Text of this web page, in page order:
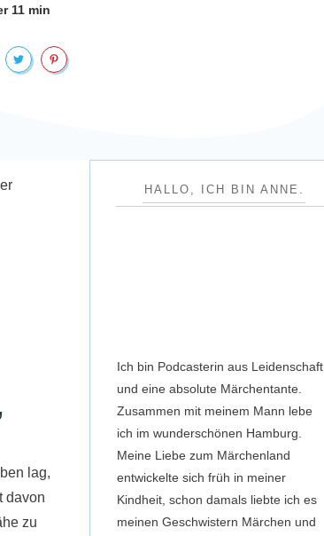
11min
lag,
davon
zu
HALLO, ICH BIN ANNE.
Ich bin Podcasterin aus Leidenschaft
und eine absolute Märchentante.
Zusammen mit meinem Mann lebe
ich im wunderschönen Hamburg.
Meine Liebe zum Märchenland
entwickelte sich früh in meiner
Kindheit, schon damals liebte ich es
meinen Geschwistern Märchen und